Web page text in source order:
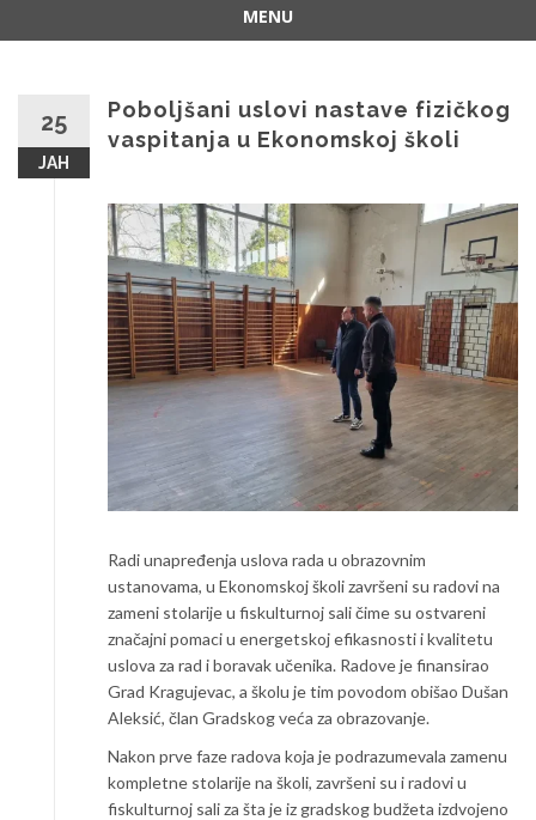
MENU
25
ЈАН
Poboljšani uslovi nastave fizičkog
vaspitanja u Ekonomskoj školi
Radi unapređenja uslova rada u obrazovnim
ustanovama, u Ekonomskoj školi završeni su radovi na
zameni stolarije u fiskulturnoj sali čime su ostvareni
značajni pomaci u energetskoj efikasnosti i kvalitetu
uslova za rad i boravak učenika. Radove je finansirao
Grad Kragujevac, a školu je tim povodom obišao Dušan
Aleksić, član Gradskog veća za obrazovanje.
Nakon prve faze radova koja je podrazumevala zamenu
kompletne stolarije na školi, završeni su i radovi u
fiskulturnoj sali za šta je iz gradskog budžeta izdvojeno